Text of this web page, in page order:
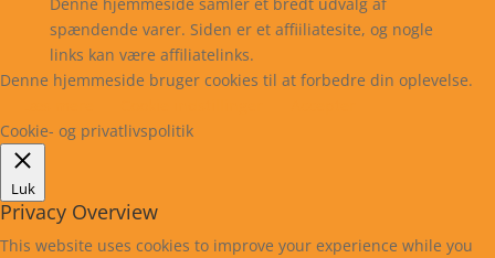
spændende varer. Siden er et affiiliatesite, og nogle
links kan være affiliatelinks.
Denne hjemmeside bruger cookies til at forbedre din oplevelse.
Cookie- og privatlivspolitik
Luk
Privacy Overview
This website uses cookies to improve your experience while you